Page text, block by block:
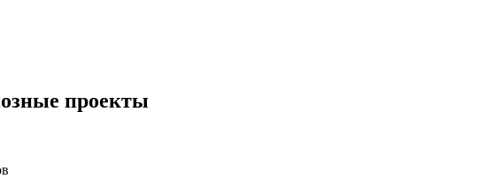
проекты